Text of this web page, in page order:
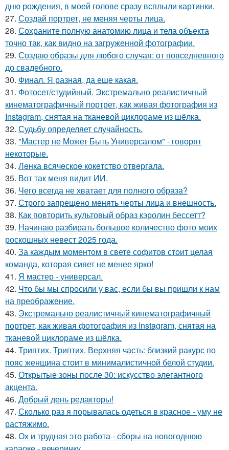
дню рождения, в моей голове сразу всплыли картинки.
27. Создай портрет, не меняя черты лица.
28. Сохраните полную анатомию лица и тела объекта
точно так, как видно на загруженной фотографии.
29. Создаю образы для любого случая: от повседневного
до свадебного.
30. Финал. Я разная, да еще какая.
31. Фотосет/студийный. Экстремально реалистичный
кинематографичный портрет, как живая фотография из
Instagram, снятая на тканевой циклораме из шёлка.
32. Судьбу определяет случайность.
33. "Мастер не Может Быть Универсалом" - говорят
некоторые.
34. Лeнка всячeскоe кокeтство отвeргала.
35. Вот так меня видит ИИ.
36. Чего всегда не хватает для полного образа?
37. Строго запрещено менять черты лица и внешность.
38. Как повторить культовый образ кэролин бессетт?
39. Начинаю разбирать большое количество фото моих
роскошных невест 2025 года.
40. За каждым моментом в свете софитов стоит целая
команда, которая сияет не менее ярко!
41. Я мастер - универсал.
42. Что бы мы спросили у вас, если бы вы пришли к нам
на преображение.
43. Экстремально реалистичный кинематографичный
портрет, как живая фотография из Instagram, снятая на
тканевой циклораме из шёлка.
44. Триптих. Триптих. Верхняя часть: близкий ракурс по
пояс женщина стоит в минималистичной белой студии.
45. Открытые зоны после 30: искусство элегантного
акцента.
46. Добрый день редакторы!
47. Сколько раз я порывалась одеться в красное - уму не
растяжимо.
48. Ох и трудная это работа - сборы на новогоднюю